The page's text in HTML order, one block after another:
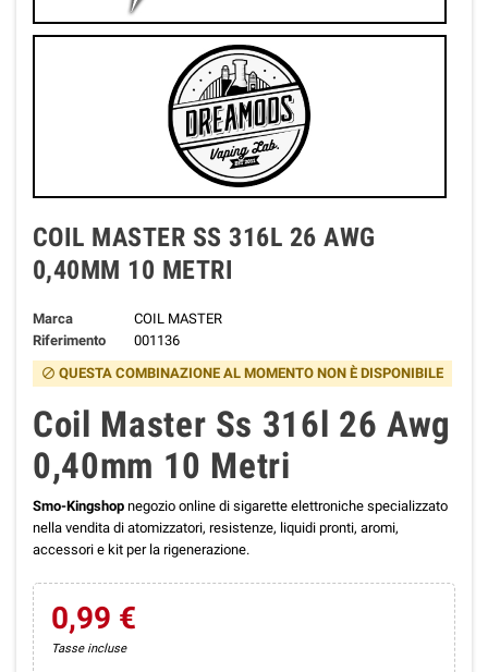
COIL MASTER SS 316L 26 AWG
0,40MM 10 METRI
Marca
COIL MASTER
Riferimento
001136
block QUESTA COMBINAZIONE AL MOMENTO NON È DISPONIBILE
Coil Master Ss 316l 26 Awg
0,40mm 10 Metri
Smo-Kingshop negozio online di sigarette elettroniche specializzato
nella vendita di atomizzatori, resistenze, liquidi pronti, aromi,
accessori e kit per la rigenerazione.
0,99 €
Tasse incluse